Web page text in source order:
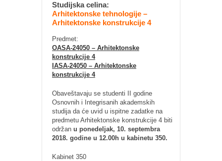
Studijska celina:
Arhitektonske tehnologije –
Arhitektonske konstrukcije 4
Predmet:
OASA-24050 – Arhitektonske
konstrukcije 4
IASA-24050 – Arhitektonske
konstrukcije 4
Obaveštavaju se studenti II godine
Osnovnih i Integrisanih akademskih
studija da će uvid u ispitne zadatke na
predmetu Arhitektonske konstrukcije 4 biti
održan u ponedeljak, 10. septembra
2018. godine u 12.00h u kabinetu 350.
Kabinet 350